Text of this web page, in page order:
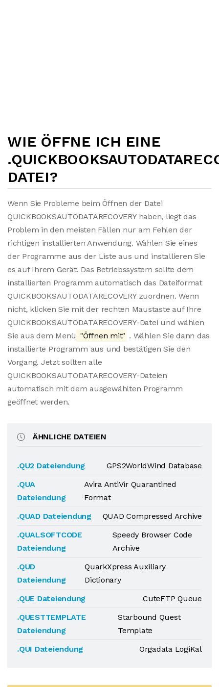
WIE ÖFFNE ICH EINE
DATEI?
Wenn Sie Probleme beim Öffnen der Datei
QUICKBOOKSAUTODATARECOVERY haben, liegt das
Problem in den meisten Fällen nur am Fehlen der
richtigen installierten Anwendung. Wählen Sie eines
der Programme aus der Liste aus und installieren Sie
es auf Ihrem Gerät. Das Betriebssystem sollte dem
installierten Programm automatisch das Dateiformat
QUICKBOOKSAUTODATARECOVERY zuordnen. Wenn
nicht, klicken Sie mit der rechten Maustaste auf Ihre
QUICKBOOKSAUTODATARECOVERY-Datei und wählen
Sie aus dem Menü "Öffnen mit" . Wählen Sie dann das
installierte Programm aus und bestätigen Sie den
Vorgang. Jetzt sollten alle
QUICKBOOKSAUTODATARECOVERY-Dateien
automatisch mit dem ausgewählten Programm
geöffnet werden.
ÄHNLICHE DATEIEN
.QU2 Dateiendung
GPS2WorldWind Database
.QUA
Dateiendung
Avira AntiVir Quarantined
Format
.QUAD Dateiendung
QUAD Compressed Archive
.QUALSOFTCODE
Dateiendung
Speedy Browser Code
Archive
.QUD
Dateiendung
QuarkXpress Auxiliary
Dictionary
.QUE Dateiendung
CuteFTP Queue
.QUESTTEMPLATE
Dateiendung
Starbound Quest
Template
.QUI Dateiendung
Orgadata LogiKal